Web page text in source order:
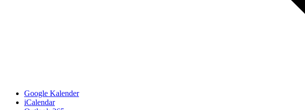
Google Kalender
iCalendar